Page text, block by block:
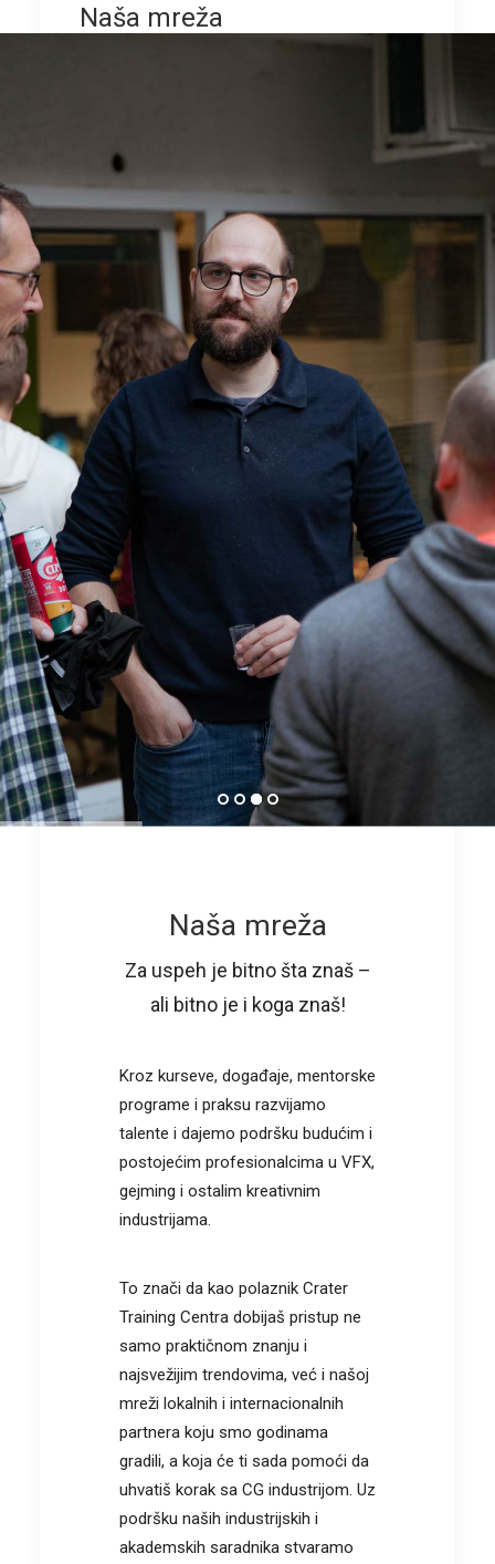
Naša mreža
Naša mreža
Za uspeh je bitno šta znaš –
ali bitno je i koga znaš!
Kroz kurseve, događaje, mentorske
programe i praksu razvijamo
talente i dajemo podršku budućim i
postojećim profesionalcima u VFX,
gejming i ostalim kreativnim
industrijama.
To znači da kao polaznik Crater
Training Centra dobijaš pristup ne
samo praktičnom znanju i
najsvežijim trendovima, već i našoj
mreži lokalnih i internacionalnih
partnera koju smo godinama
gradili, a koja će ti sada pomoći da
uhvatiš korak sa CG industrijom. Uz
podršku naših industrijskih i
akademskih saradnika stvaramo